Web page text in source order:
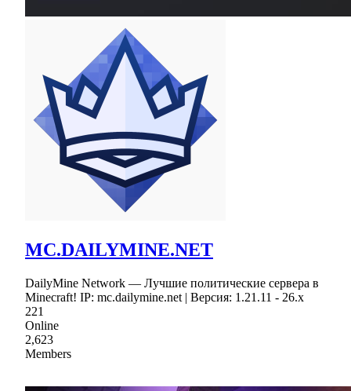
MC.DAILYMINE.NET
DailyMine Network — Лучшие политические сервера в
Minecraft! IP: mc.dailymine.net | Версия: 1.21.11 - 26.x
221
Online
2,623
Members